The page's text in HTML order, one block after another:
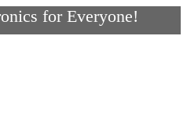
for Everyone!